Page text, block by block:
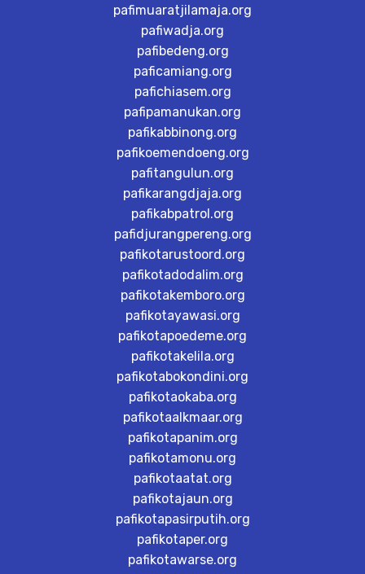
pafimuaratjilamaja.org
pafiwadja.org
pafibedeng.org
paficamiang.org
pafichiasem.org
pafipamanukan.org
pafikabbinong.org
pafikoemendoeng.org
pafitangulun.org
pafikarangdjaja.org
pafikabpatrol.org
pafidjurangpereng.org
pafikotarustoord.org
pafikotadodalim.org
pafikotakemboro.org
pafikotayawasi.org
pafikotapoedeme.org
pafikotakelila.org
pafikotabokondini.org
pafikotaokaba.org
pafikotaalkmaar.org
pafikotapanim.org
pafikotamonu.org
pafikotaatat.org
pafikotajaun.org
pafikotapasirputih.org
pafikotaper.org
pafikotawarse.org